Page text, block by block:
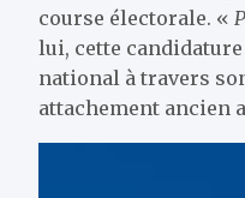
course électorale. «
lui, cette
national à travers
attachement ancien